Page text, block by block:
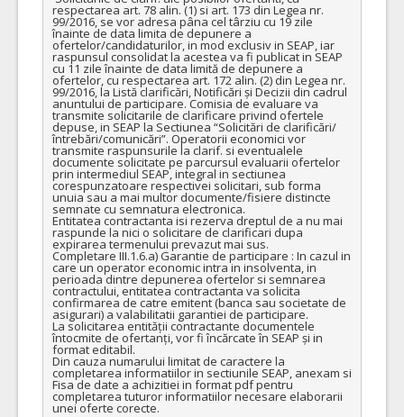
respectarea art. 78 alin. (1) si art. 173 din Legea nr.
99/2016, se vor adresa pâna cel târziu cu 19 zile
înainte de data limita de depunere a
ofertelor/candidaturilor, in mod exclusiv in SEAP, iar
raspunsul consolidat la acestea va fi publicat in SEAP
cu 11 zile înainte de data limită de depunere a
ofertelor, cu respectarea art. 172 alin. (2) din Legea nr.
99/2016, la Listă clarificări, Notificări și Decizii din cadrul
anuntului de participare. Comisia de evaluare va
transmite solicitarile de clarificare privind ofertele
depuse, in SEAP la Sectiunea “Solicitări de clarificări/
întrebări/comunicări”. Operatorii economici vor
transmite raspunsurile la clarif. si eventualele
documente solicitate pe parcursul evaluarii ofertelor
prin intermediul SEAP, integral in sectiunea
corespunzatoare respectivei solicitari, sub forma
unuia sau a mai multor documente/fisiere distincte
semnate cu semnatura electronica.
Entitatea contractanta isi rezerva dreptul de a nu mai
raspunde la nici o solicitare de clarificari dupa
expirarea termenului prevazut mai sus.
Completare III.1.6.a) Garantie de participare : In cazul in
care un operator economic intra in insolventa, in
perioada dintre depunerea ofertelor si semnarea
contractului, entitatea contractanta va solicita
confirmarea de catre emitent (banca sau societate de
asigurari) a valabilitatii garantiei de participare.
La solicitarea entității contractante documentele
întocmite de ofertanți, vor fi încărcate în SEAP și in
format editabil.
Din cauza numarului limitat de caractere la
completarea informatiilor in sectiunile SEAP, anexam si
Fisa de date a achizitiei in format pdf pentru
completarea tuturor informatiilor necesare elaborarii
unei oferte corecte.